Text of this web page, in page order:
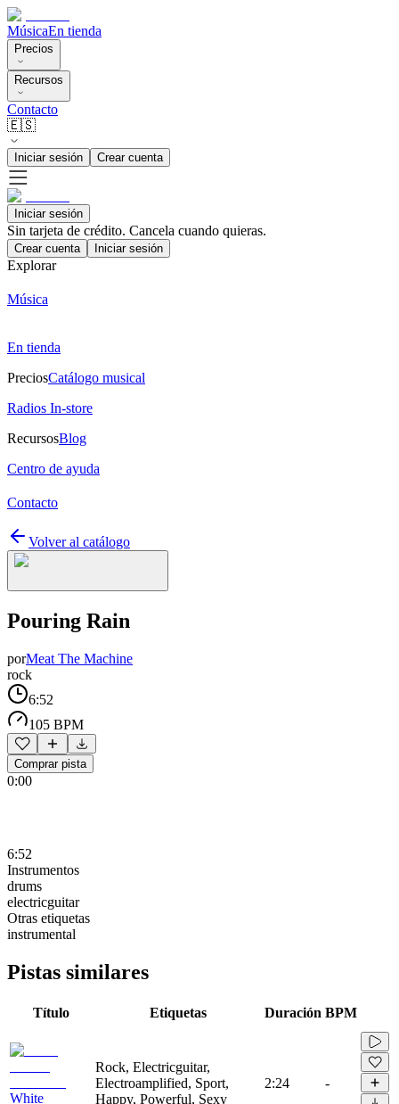
MúsicaEn tienda
Precios
Recursos
Contacto
🇪🇸
Iniciar sesión Crear cuenta
Iniciar sesión
Sin tarjeta de crédito. Cancela cuando quieras.
Crear cuenta Iniciar sesión
Explorar
Música
En tienda
PreciosCatálogo musical
Radios In-store
RecursosBlog
Centro de ayuda
Contacto
Volver al catálogo
Pouring Rain
porMeat The Machine
rock
6:52
105 BPM
Comprar pista
0:00
6:52
Instrumentos
drums
electricguitar
Otras etiquetas
instrumental
Pistas similares
Título Etiquetas Duración BPM
White
Rock, Electricguitar,
Electroamplified, Sport,
Happy, Powerful, Sexy
2:24 -